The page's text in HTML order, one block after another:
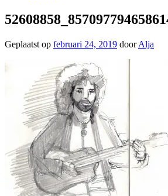
Geplaatst op februari 24, 2019 doorAlja